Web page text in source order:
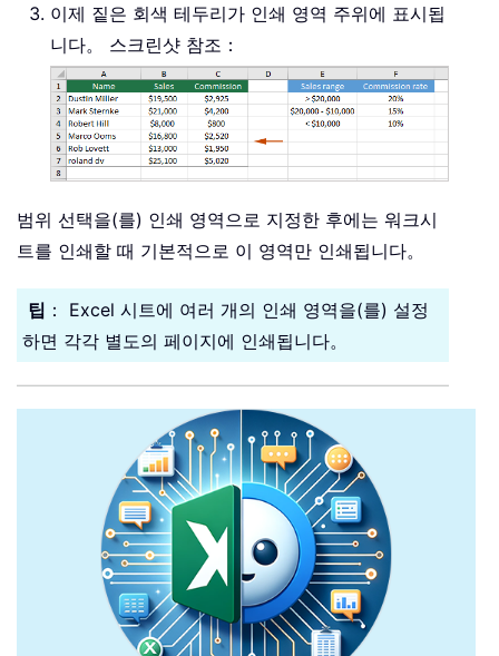
이제 짙은 회색 테두리가 인쇄 영역 주위에 표시됩
니다。 스크린샷 참조：
범위 선택을(를) 인쇄 영역으로 지정한 후에는 워크시
트를 인쇄할 때 기본적으로 이 영역만 인쇄됩니다。
팁 ： Excel 시트에 여러 개의 인쇄 영역을(를) 설정
하면 각각 별도의 페이지에 인쇄됩니다。